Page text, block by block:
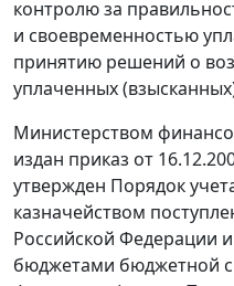
контролю за
и своевременностью
принятию решений о
уплаченных
Министерством
издан приказ от
утвержден Порядок
казначейством
Российской Федерации
бюджетами бюджетной